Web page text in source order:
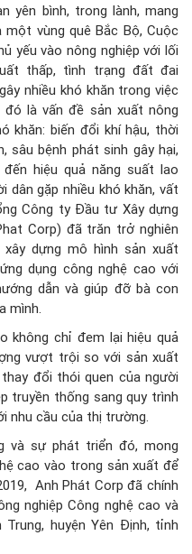
yên bình, trong lành, mang
vùng quê Bắc Bộ, Cuộc
yếu vào nông nghiệp với lối
thấp, tình trạng đất đai
nhiều khó khăn trong việc
là vấn đề sản xuất nông
khăn: biến đổi khí hậu, thời
bệnh phát sinh gây hại,
hiệu quả năng suất lao
dân gặp nhiều khó khăn, vất
Công ty Đầu tư Xây dựng
Corp) đã trăn trở nghiên
dựng mô hình sản xuất
dụng công nghệ cao với
dẫn và giúp đỡ bà con
mình.
không chỉ đem lại hiệu quả
vượt trội so với sản xuất
đổi thói quen của người
truyền thống sang quy trình
nhu cầu của thị trường.
và sự phát triển đó, mong
cao vào trong sản xuất để
Anh Phát Corp đã chính
nghiệp Công nghệ cao và
huyện Yên Định, tỉnh